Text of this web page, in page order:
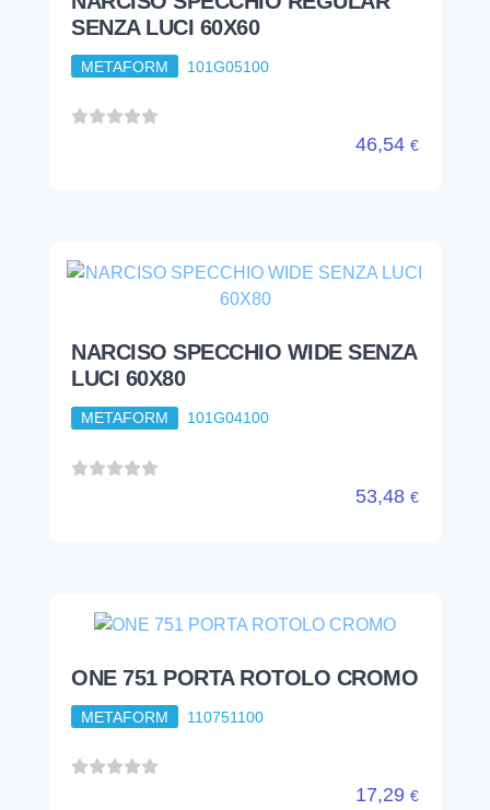
SENZA LUCI 60X60
METAFORM 101G05100
46,54 €
NARCISO SPECCHIO WIDE SENZA
LUCI 60X80
METAFORM 101G04100
53,48 €
ONE 751 PORTA ROTOLO CROMO
METAFORM 110751100
17,29 €